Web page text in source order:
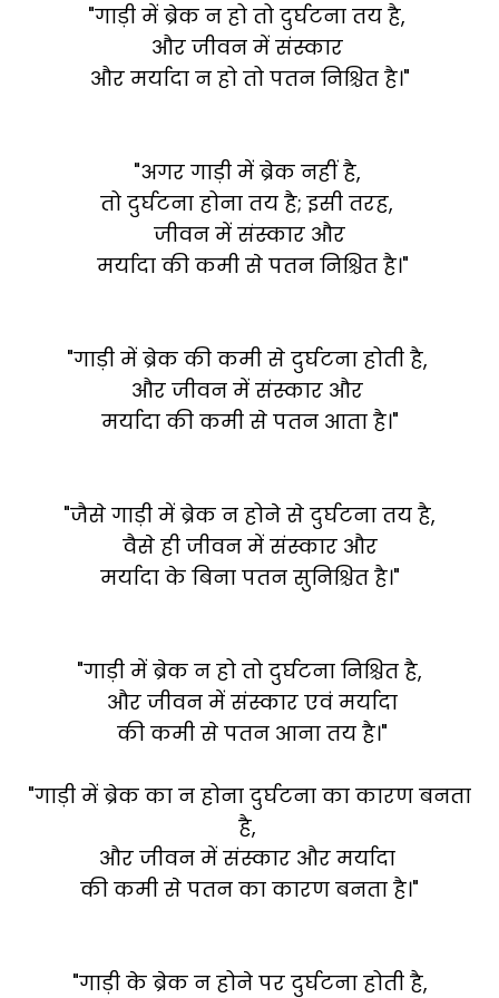
"गाड़ी में ब्रेक न हो तो दुर्घटना तय है,
और जीवन में संस्कार
और मर्यादा न हो तो पतन निश्चित है।"
"अगर गाड़ी में ब्रेक नहीं है,
तो दुर्घटना होना तय है; इसी तरह,
जीवन में संस्कार और
मर्यादा की कमी से पतन निश्चित है।"
"गाड़ी में ब्रेक की कमी से दुर्घटना होती है,
और जीवन में संस्कार और
मर्यादा की कमी से पतन आता है।"
"जैसे गाड़ी में ब्रेक न होने से दुर्घटना तय है,
वैसे ही जीवन में संस्कार और
मर्यादा के बिना पतन सुनिश्चित है।"
"गाड़ी में ब्रेक न हो तो दुर्घटना निश्चित है,
और जीवन में संस्कार एवं मर्यादा
की कमी से पतन आना तय है।"
"गाड़ी में ब्रेक का न होना दुर्घटना का कारण बनता
है,
और जीवन में संस्कार और मर्यादा
की कमी से पतन का कारण बनता है।"
"गाड़ी के ब्रेक न होने पर दुर्घटना होती है,